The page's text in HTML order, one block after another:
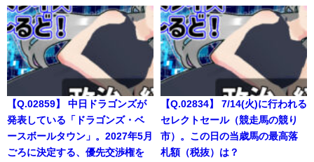
【Q.02859】 中日ドラゴンズが
発表している「ドラゴンズ・ベ
ースボールタウン」。2027年5月
ごろに決定する、優先交渉権を
【Q.02834】 7/14(火)に行われる
セレクトセール（競走馬の競り
市）。この日の当歳馬の最高落
札額（税抜）は？